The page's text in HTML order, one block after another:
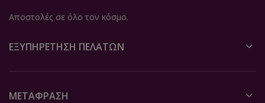
Αποστολές σε όλο τον κόσμο.
ΕΞΥΠΗΡΈΤΗΣΗ ΠΕΛΑΤΏΝ
ΜΕΤΆΦΡΑΣΗ